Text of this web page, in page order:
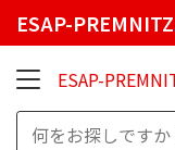
ESAP-
ESAP-